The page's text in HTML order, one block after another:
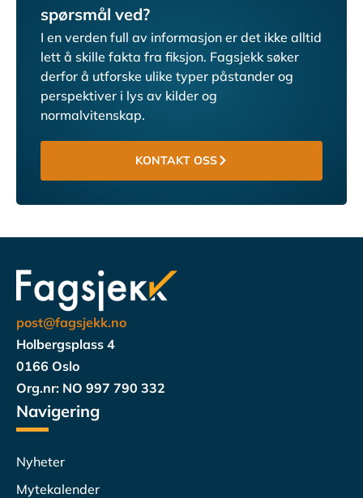
spørsmål ved?
I en verden full av informasjon er det ikke alltid
lett å skille fakta fra fiksjon. Fagsjekk søker
derfor å utforske ulike typer påstander og
perspektiver i lys av kilder og
normalvitenskap.
KONTAKT OSS
post@fagsjekk.no
Holbergsplass 4
0166 Oslo
Org.nr: NO 997 790 332
Navigering
Nyheter
Mytekalender